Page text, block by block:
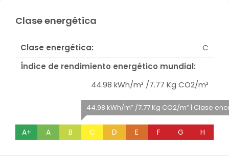
Clase energética
Clase energética:
C
Índice de rendimiento energético mundial:
44.98 kWh/m² /7.77 Kg CO2/m²
A+ A B
44.98 kWh/m² /7.77 Kg CO2/m² | Clase
C D E F G H